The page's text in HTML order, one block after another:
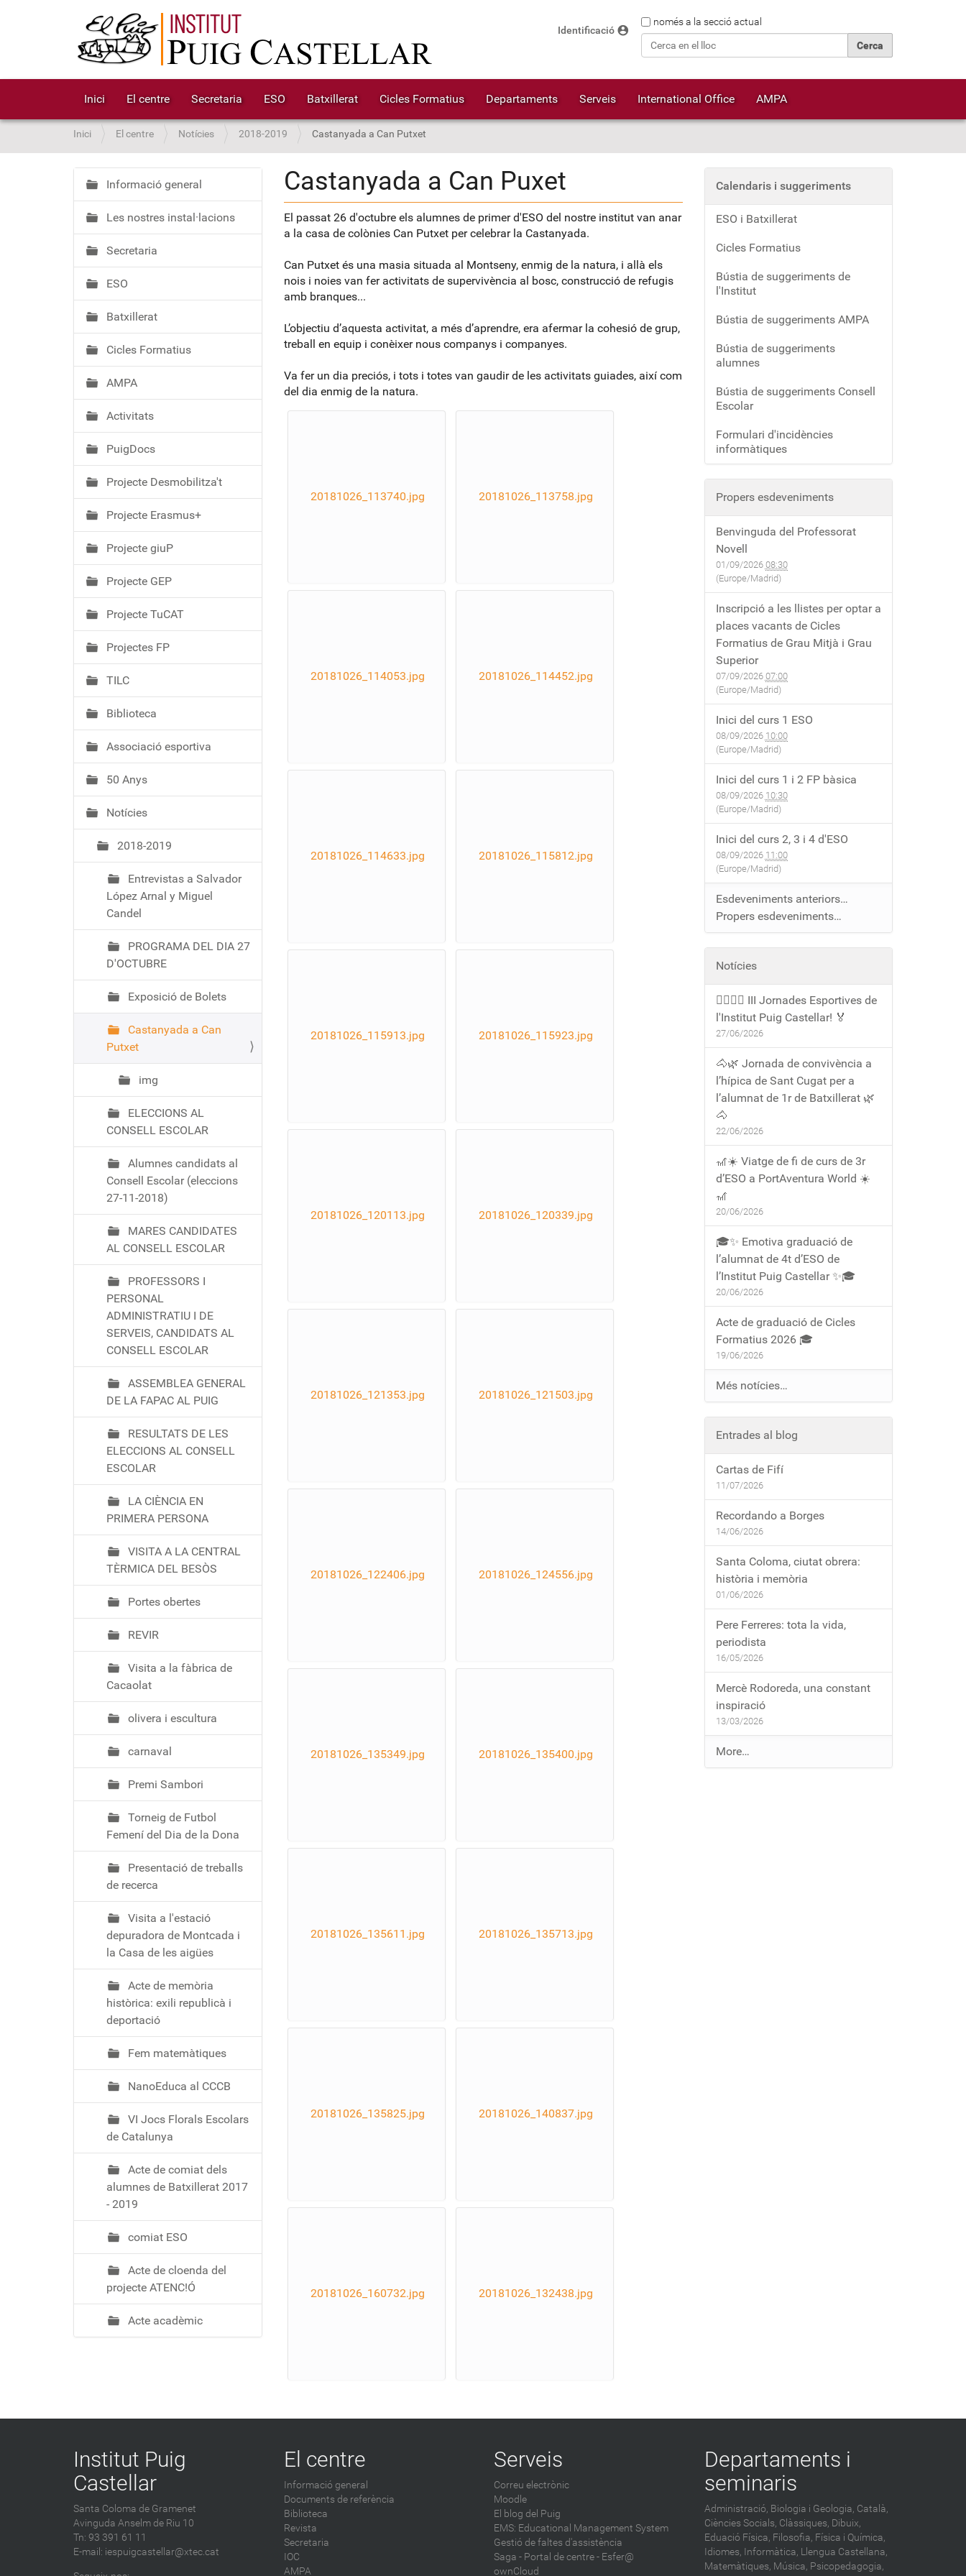
Cercanomés a la secció actual
Identificació account_circle
Inici El centre Secretaria ESO Batxillerat Cicles Formatius Departaments Serveis International Office AMPA
S
o
u
:
Inici El centre Notícies 2018-2019 Castanyada a Can Putxet
Castanyada a Can Puxet
El passat 26 d'octubre els alumnes de primer d'ESO del nostre institut van anar
a la casa de colònies Can Putxet per celebrar la Castanyada.
Can Putxet és una masia situada al Montseny, enmig de la natura, i allà els
nois i noies van fer activitats de supervivència al bosc, construcció de refugis
amb branques...
L’objectiu d’aquesta activitat, a més d’aprendre, era afermar la cohesió de grup,
treball en equip i conèixer nous companys i companyes.
Va fer un dia preciós, i tots i totes van gaudir de les activitats guiades, així com
del dia enmig de la natura.
20181026_113740.jpg 20181026_113758.jpg
20181026_114053.jpg 20181026_114452.jpg
20181026_114633.jpg 20181026_115812.jpg
20181026_115913.jpg 20181026_115923.jpg
20181026_120113.jpg 20181026_120339.jpg
20181026_121353.jpg 20181026_121503.jpg
20181026_122406.jpg 20181026_124556.jpg
20181026_135349.jpg 20181026_135400.jpg
20181026_135611.jpg 20181026_135713.jpg
20181026_135825.jpg 20181026_140837.jpg
20181026_160732.jpg 20181026_132438.jpg
N
a
v
e
g
a
c
ó
Informació general
Les nostres instal·lacions
Secretaria
ESO
Batxillerat
Cicles Formatius
AMPA
Activitats
PuigDocs
Projecte Desmobilitza't
Projecte Erasmus+
Projecte giuP
Projecte GEP
Projecte TuCAT
Projectes FP
TILC
Biblioteca
Associació esportiva
50 Anys
Notícies
2018-2019
Entrevistas a Salvador
López Arnal y Miguel
Candel
PROGRAMA DEL DIA 27
D'OCTUBRE
Exposició de Bolets
Castanyada a Can
Putxet
img
ELECCIONS AL
CONSELL ESCOLAR
Alumnes candidats al
Consell Escolar (eleccions
27-11-2018)
MARES CANDIDATES
AL CONSELL ESCOLAR
PROFESSORS I
PERSONAL
ADMINISTRATIU I DE
SERVEIS, CANDIDATS AL
CONSELL ESCOLAR
ASSEMBLEA GENERAL
DE LA FAPAC AL PUIG
RESULTATS DE LES
ELECCIONS AL CONSELL
ESCOLAR
LA CIÈNCIA EN
PRIMERA PERSONA
VISITA A LA CENTRAL
TÈRMICA DEL BESÒS
Portes obertes
REVIR
Visita a la fàbrica de
Cacaolat
olivera i escultura
carnaval
Premi Sambori
Torneig de Futbol
Femení del Dia de la Dona
Presentació de treballs
de recerca
Visita a l'estació
depuradora de Montcada i
la Casa de les aigües
Acte de memòria
històrica: exili republicà i
deportació
Fem matemàtiques
NanoEduca al CCCB
VI Jocs Florals Escolars
de Catalunya
Acte de comiat dels
alumnes de Batxillerat 2017
- 2019
comiat ESO
Acte de cloenda del
projecte ATENC!Ó
Acte acadèmic
Calendaris i suggeriments
ESO i Batxillerat
Cicles Formatius
Bústia de suggeriments de
l'Institut
Bústia de suggeriments AMPA
Bústia de suggeriments
alumnes
Bústia de suggeriments Consell
Escolar
Formulari d'incidències
informàtiques
Propers esdeveniments
Benvinguda del Professorat
Novell
01/09/2026 08:30
(Europe/Madrid)
Inscripció a les llistes per optar a
places vacants de Cicles
Formatius de Grau Mitjà i Grau
Superior
07/09/2026 07:00
(Europe/Madrid)
Inici del curs 1 ESO
08/09/2026 10:00
(Europe/Madrid)
Inici del curs 1 i 2 FP bàsica
08/09/2026 10:30
(Europe/Madrid)
Inici del curs 2, 3 i 4 d'ESO
08/09/2026 11:00
(Europe/Madrid)
Esdeveniments anteriors…
Propers esdeveniments…
Notícies
🏃‍♀️🏃‍♂️ III Jornades Esportives de
l'Institut Puig Castellar! 🏅
27/06/2026
🐴🌿 Jornada de convivència a
l’hípica de Sant Cugat per a
l’alumnat de 1r de Batxillerat 🌿
🐴
22/06/2026
🎢☀️ Viatge de fi de curs de 3r
d’ESO a PortAventura World ☀️
🎢
20/06/2026
🎓✨ Emotiva graduació de
l’alumnat de 4t d’ESO de
l’Institut Puig Castellar ✨🎓
20/06/2026
Acte de graduació de Cicles
Formatius 2026 🎓
19/06/2026
Més notícies…
Entrades al blog
Cartas de Fifí
11/07/2026
Recordando a Borges
14/06/2026
Santa Coloma, ciutat obrera:
història i memòria
01/06/2026
Pere Ferreres: tota la vida,
periodista
16/05/2026
Mercè Rodoreda, una constant
inspiració
13/03/2026
E
n
More…
Institut Puig
Castellar
Santa Coloma de Gramenet
Avinguda Anselm de Riu 10
Tn: 93 391 61 11
E-mail: iespuigcastellar@xtec.cat
El centre
Informació general
Documents de referència
Biblioteca
Revista
Secretaria
IOC
AMPA
Serveis
Correu electrònic
Moodle
El blog del Puig
EMS: Educational Management System
Gestió de faltes d'assistència
Saga - Portal de centre - Esfer@
ownCloud
Departaments i
seminaris
Administració, Biologia i Geologia, Català,
Ciències Socials, Clàssiques, Dibuix,
Eduació Física, Filosofia, Física i Química,
Idiomes, Informàtica, Llengua Castellana,
Matemàtiques, Música, Psicopedagogia,